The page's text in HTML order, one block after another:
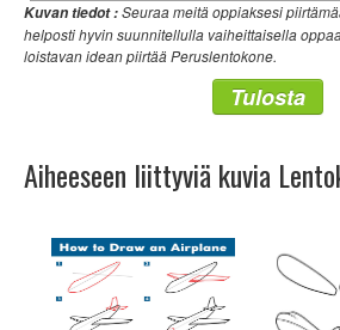
Kuvan tiedot :Seuraa meitä oppiaksesi
helposti hyvin suunnitellulla vaiheittaisella
loistavan idean piirtää Peruslentokone.
Tulosta
Aiheeseen liittyviä kuvia